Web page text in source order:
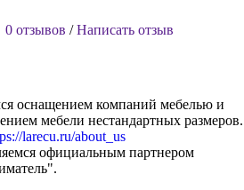
0 отзывов /Написать отзыв
оснащением компаний мебелью и
мебели нестандартных размеров.
larecu.ru/about_us
официальным партнером